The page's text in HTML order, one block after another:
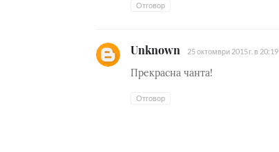
Отговор
Unknown 25 октомври 2015 г. в 20:19
Прекрасна чанта!
Отговор